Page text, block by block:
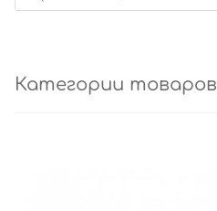
Категории товаров